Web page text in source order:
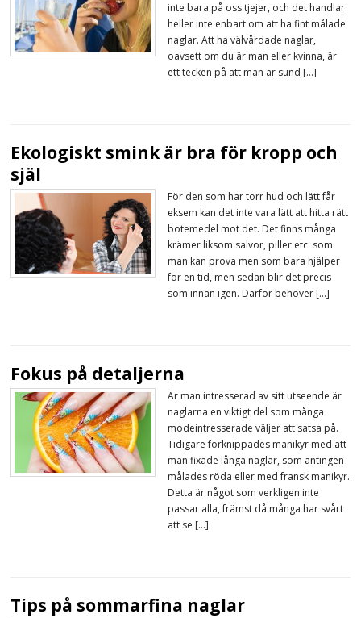
inte bara på oss tjejer, och det handlar
heller inte enbart om att ha fint målade
naglar. Att ha välvårdade naglar,
oavsett om du är man eller kvinna, är
ett tecken på att man är sund […]
Ekologiskt smink är bra för kropp och
själ
För den som har torr hud och lätt får
eksem kan det inte vara lätt att hitta rätt
botemedel mot det. Det finns många
krämer liksom salvor, piller etc. som
man kan prova men som bara hjälper
för en tid, men sedan blir det precis
som innan igen. Därför behöver […]
Fokus på detaljerna
Är man intresserad av sitt utseende är
naglarna en viktigt del som många
modeintresserade väljer att satsa på.
Tidigare förknippades manikyr med att
man fixade långa naglar, som antingen
målades röda eller med fransk manikyr.
Detta är något som verkligen inte
passar alla, främst då många har svårt
att se […]
Tips på sommarfina naglar